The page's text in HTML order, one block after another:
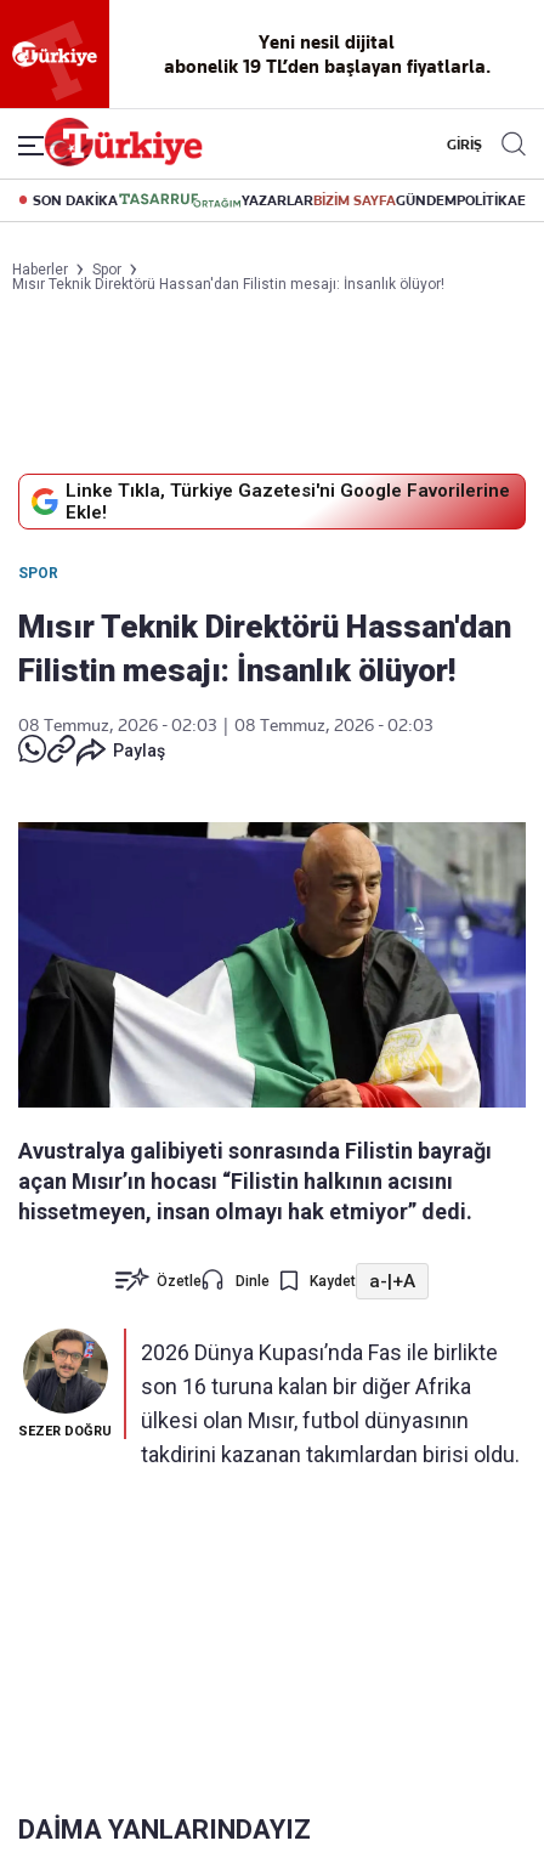
okuma
deneyimi
dijital arşiv
Akıllı haber
asistanı
Eski gazeteleri
indirme
canlı soru
cevap
GİRİŞ
SON DAKİKA YAZARLARBİZİM SAYFAGÜNDEMPOLİTİKA
Haberler
Spor
Mısır Teknik Direktörü Hassan'dan Filistin mesajı: İnsanlık ölüyor!
Linke Tıkla, Türkiye Gazetesi'ni Google Favorilerine
Ekle!
SPOR
Mısır Teknik Direktörü Hassan'dan
Filistin mesajı: İnsanlık ölüyor!
08 Temmuz, 2026 - 02:03
08 Temmuz, 2026 - 02:03
Paylaş
Avustralya galibiyeti sonrasında Filistin bayrağı
açan Mısır’ın hocası “Filistin halkının acısını
hissetmeyen, insan olmayı hak etmiyor” dedi.
Özetle Dinle Kaydet a-|+A
SEZER DOĞRU
2026 Dünya Kupası’nda Fas ile birlikte
son 16 turuna kalan bir diğer Afrika
ülkesi olan Mısır, futbol dünyasının
takdirini kazanan takımlardan birisi oldu.
DAİMA YANLARINDAYIZ